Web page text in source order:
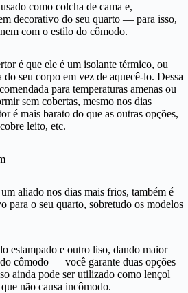
como colcha de cama e,
decorativo do seu quarto — para isso,
com o estilo do cômodo.
é que ele é um isolante térmico, ou
do seu corpo em vez de aquecê-lo. Dessa
para temperaturas amenas ou
sem cobertas, mesmo nos dias
é mais barato do que as outras opções,
leito, etc.
aliado nos dias mais frios, também é
para o seu quarto, sobretudo os modelos
estampado e outro liso, dando maior
cômodo — você garante duas opções
ainda pode ser utilizado como lençol
não causa incômodo.